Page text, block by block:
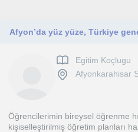
Egitim Koçlugu
Afyonkarahisar
Öğrencilerimin bireysel öğrenme
kişiselleştirilmiş öğretim planları